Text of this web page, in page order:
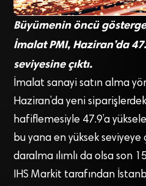
Büyümenin öncü
İmalat PMI, Haziran’da
seviyesine çıktı.
İmalat sanayi satın alma
Haziran’da yeni
hafiflemesiyle 47.9’a
bu yana en yüksek seviyeye
daralma ılımlı da olsa son
IHS Markit tarafından